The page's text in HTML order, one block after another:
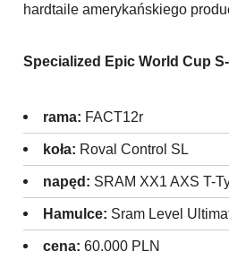
hardtaile amerykańskiego
Specialized Epic World Cup
rama: FACT12r
koła: Roval Control SL
napęd: SRAM XX1 AXS T-
Hamulce: Sram Level
cena:60.000 PLN